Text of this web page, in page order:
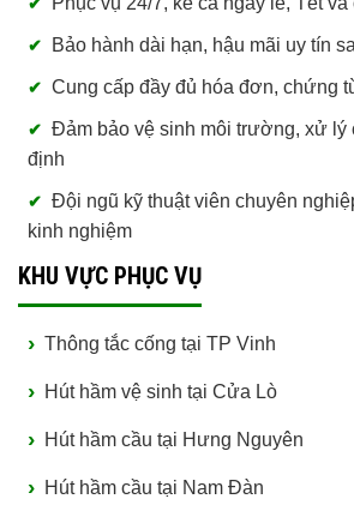
Bảo hành dài hạn, hậu mãi uy tín
Cung cấp đầy đủ hóa đơn, chứng
Đảm bảo vệ sinh môi trường, xử lý
định
Đội ngũ kỹ thuật viên chuyên
kinh nghiệm
KHU VỰC PHỤC VỤ
Thông tắc cống tại TP Vinh
Hút hầm vệ sinh tại Cửa Lò
Hút hầm cầu tại Hưng Nguyên
Hút hầm cầu tại Nam Đàn